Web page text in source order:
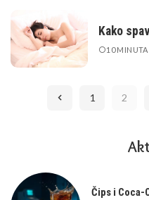
Kako
10 MINUTA
1 2
Čips i Coca-